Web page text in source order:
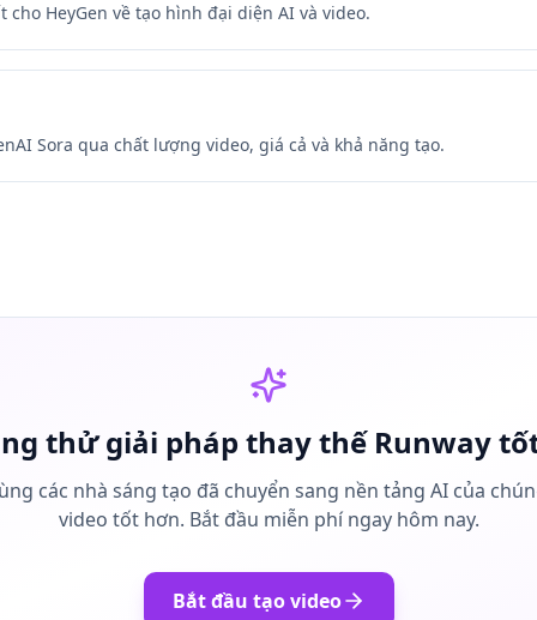
HeyGen về tạo hình đại diện AI và video.
Sora qua chất lượng video, giá cả và khả năng tạo.
thử giải pháp thay thế Runway
các nhà sáng tạo đã chuyển sang nền tảng AI của
video tốt hơn. Bắt đầu miễn phí ngay hôm nay.
Bắt đầu tạo video